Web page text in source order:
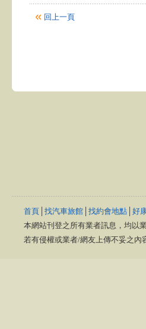
回上一頁
首頁 找汽車旅館 找約會地點 好
本網站刊登之所有業者訊息，均以
若有侵權或業者/網友上傳不妥之內